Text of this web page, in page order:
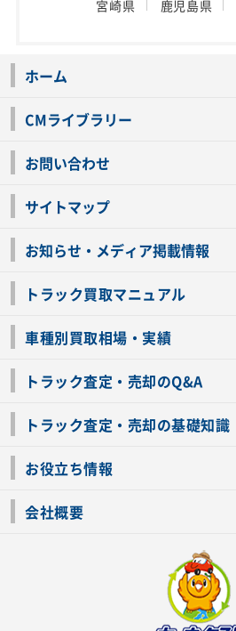
宮崎県
鹿児島県
ホーム
CMライブラリー
お問い合わせ
サイトマップ
お知らせ・メディア掲載情報
トラック買取マニュアル
車種別買取相場・実績
トラック査定・売却のQ&A
トラック査定・売却の基礎知識
お役立ち情報
会社概要